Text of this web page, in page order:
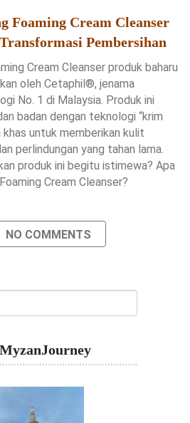
Foaming Cream Cleanser
Pembersihan
Cream Cleanser produk baharu
oleh Cetaphil®, jenama
No. 1 di Malaysia. Produk ini
badan dengan teknologi “krim
khas untuk memberikan kulit
perlindungan yang tahan lama.
produk ini begitu istimewa? Apa
Cream Cleanser?
NO COMMENTS